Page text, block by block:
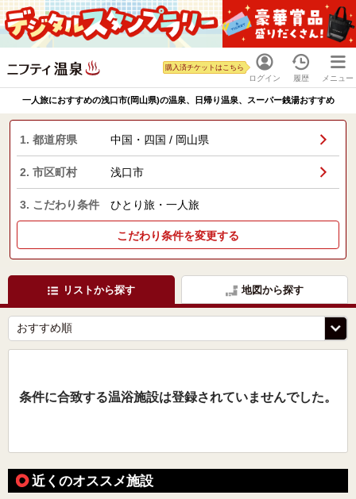
ログイン
購入済チケットはこちら
履歴 メニュー
一人旅におすすめの浅口市(岡山県)の温泉、日帰り温泉、スーパー銭湯おすすめ
1. 都道府県 中国・四国 / 岡山県
2. 市区町村 浅口市
3. こだわり条件 ひとり旅・一人旅
こだわり条件を変更する
リストから探す 地図から探す
条件に合致する温浴施設は登録されていませんでした。
近くのオススメ施設